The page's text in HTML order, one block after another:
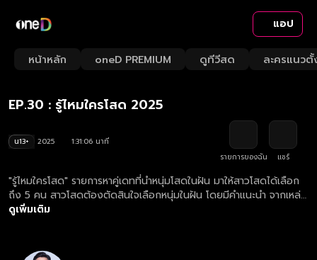
แอป
หน้าหลัก oneD PREMIUM ดูทีวีสด ละครแนวตั้
Loaded:
1.09%
Rate
EP.30 : รู้ไหมใครโสด 2025
น13+ 2025
1:31:06 นาที
รายการของฉัน
แชร์
"รู้ไหมใครโสด" รายการหาคู่เดทที่นำหนุ่มโสดในฝัน มาให้สาวโสดได้เลือก
ถึง 5 คน สาวโสดต้องตัดสินใจเลือกหนุ่มในฝัน โดยมีคำแนะนำ จากเหล่า
กูรู 4 ท่าน เป็นตัวช่วย ที่จะมาสร้างความสนุก ความป่วน มาร่วมลุ้นไป
ล่าสุด ทุกวันอังคาร เวลา 22.15 น.
ดูเพิ่มเติม